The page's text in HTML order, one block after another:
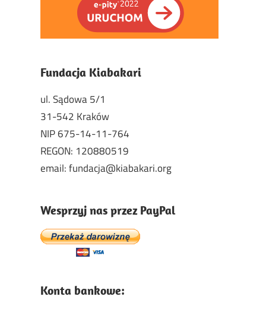
Fundacja Kiabakari
ul. Sądowa 5/1
31-542 Kraków
NIP 675-14-11-764
REGON: 120880519
email: fundacja@kiabakari.org
Wesprzyj nas przez PayPal
Konta bankowe: